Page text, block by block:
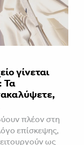
γίνεται
Τα
πλέον στη
επίσκεψης,
ως